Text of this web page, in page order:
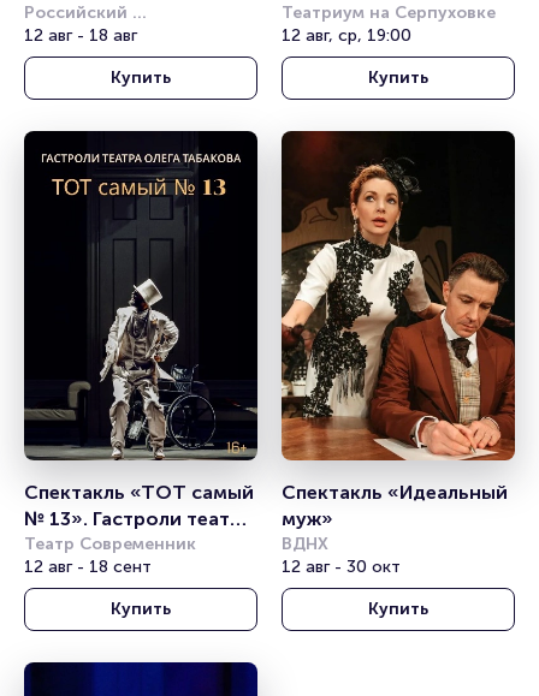
классический балет
Российский
академический
молодёжный театр (РАМТ)
12 авг - 18 авг
Купить
Театриум на Серпуховке
12 авг, ср, 19:00
Купить
Спектакль «ТОТ самый
№ 13». Гастроли театра
Табакова
Театр Современник
12 авг - 18 сент
Купить
Спектакль «Идеальный
муж»
ВДНХ
12 авг - 30 окт
Купить